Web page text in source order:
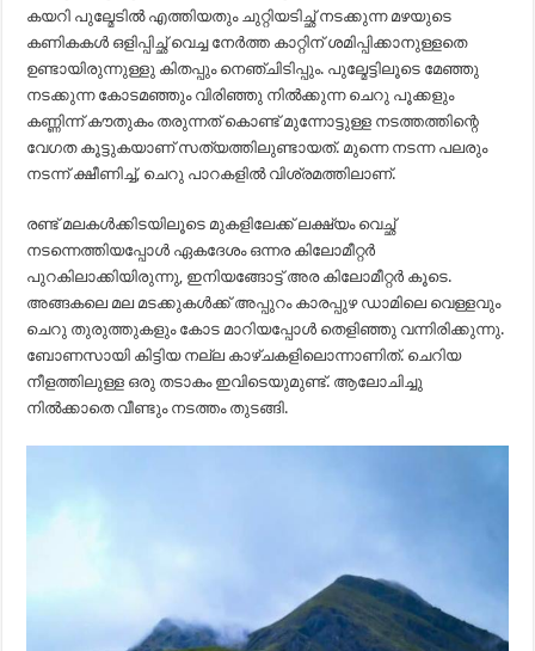
കയറി പുല്മേടിൽ എത്തിയതും ചുറ്റിയടിച്ഛ് നടക്കുന്ന മഴയുടെ
കണികകൾ ഒളിപ്പിച്ഛ് വെച്ച നേർത്ത കാറ്റിന് ശമിപ്പിക്കാനുള്ളതെ
ഉണ്ടായിരുന്നുള്ളു കിതപ്പും നെഞ്ചിടിപ്പും. പുല്മേട്ടിലൂടെ മേഞ്ഞു
നടക്കുന്ന കോടമഞ്ഞും വിരിഞ്ഞു നിൽക്കുന്ന ചെറു പൂക്കളും
കണ്ണിന്ന് കൗതുകം തരുന്നത് കൊണ്ട് മുന്നോട്ടുള്ള നടത്തത്തിന്റെ
വേഗത കൂട്ടുകയാണ് സത്യത്തിലുണ്ടായത്. മുന്നെ നടന്ന പലരും
നടന്ന് ക്ഷീണിച്ച്, ചെറു പാറകളിൽ വിശ്രമത്തിലാണ്.
രണ്ട് മലകൾക്കിടയിലൂടെ മുകളിലേക്ക് ലക്ഷ്യം വെച്ഛ്
നടന്നെത്തിയപ്പോൾ ഏകദേശം ഒന്നര കിലോമീറ്റർ
പുറകിലാക്കിയിരുന്നു, ഇനിയങ്ങോട്ട് അര കിലോമീറ്റർ കൂടെ.
അങ്ങകലെ മല മടക്കുകൾക്ക് അപ്പുറം കാരപ്പുഴ ഡാമിലെ വെള്ളവും
ചെറു തുരുത്തുകളും കോട മാറിയപ്പോൾ തെളിഞ്ഞു വന്നിരിക്കുന്നു.
ബോണസായി കിട്ടിയ നല്ല കാഴ്ചകളിലൊന്നാണിത്. ചെറിയ
നീളത്തിലുള്ള ഒരു തടാകം ഇവിടെയുമുണ്ട്. ആലോചിച്ചു
നിൽക്കാതെ വീണ്ടും നടത്തം തുടങ്ങി.